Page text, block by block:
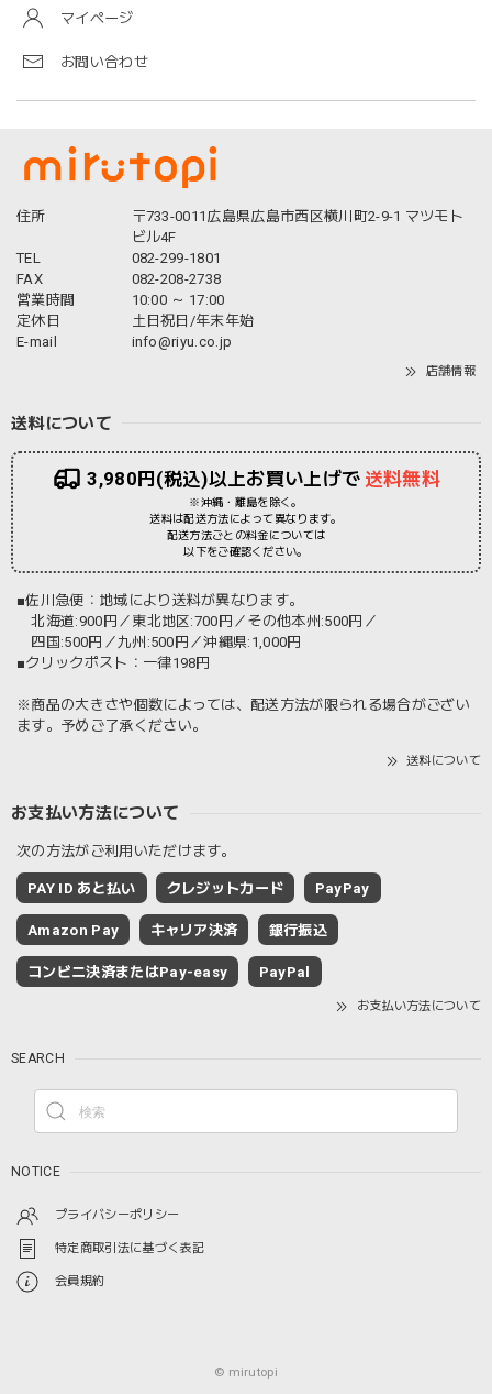
マイページ
お問い合わせ
住所
〒733-0011広島県広島市西区横川町2-9-1 マツモト
ビル4F
TEL
082-299-1801
FAX
082-208-2738
営業時間
10:00 ～ 17:00
定休日
土日祝日/年末年始
E-mail
info@riyu.co.jp
店舗情報
送料について
3,980円(税込)以上お買い上げで 送料無料
※沖縄・離島を除く。
送料は配送方法によって異なります。
配送方法ごとの料金については
以下をご確認ください。
■佐川急便：地域により送料が異なります。
北海道:900円／東北地区:700円／その他本州:500円／
四国:500円／九州:500円／沖縄県:1,000円
■クリックポスト：一律198円
※商品の大きさや個数によっては、配送方法が限られる場合がござい
ます。予めご了承ください。
送料について
お支払い方法について
次の方法がご利用いただけます。
PAY ID あと払い クレジットカード PayPay
Amazon Pay キャリア決済 銀行振込
コンビニ決済またはPay-easy PayPal
お支払い方法について
SEARCH
NOTICE
プライバシーポリシー
特定商取引法に基づく表記
会員規約
© mirutopi